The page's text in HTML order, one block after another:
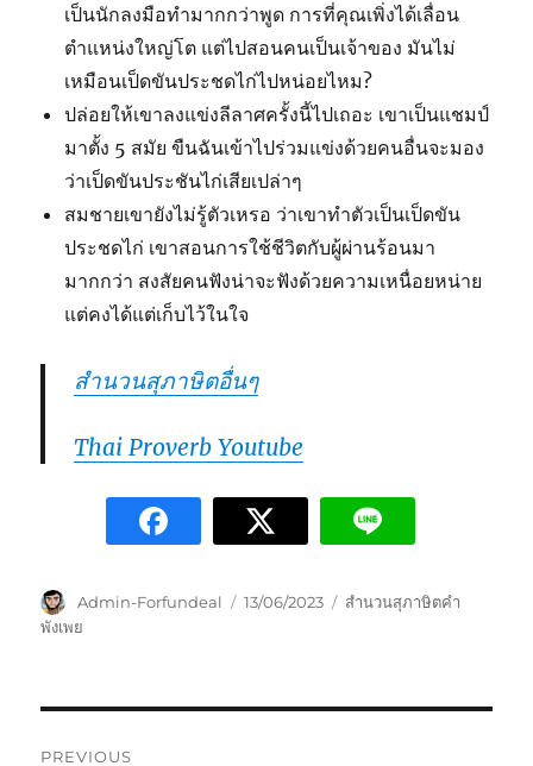
เป็นนักลงมือทำมากกว่าพูด การที่คุณเพิ่งได้เลื่อน
ตำแหน่งใหญ่โต แต่ไปสอนคนเป็นเจ้าของ มันไม่
เหมือนเป็ดขันประชดไก่ไปหน่อยไหม?
ปล่อยให้เขาลงแข่งลีลาศครั้งนี้ไปเถอะ เขาเป็นแชมป์
มาตั้ง 5 สมัย ขืนฉันเข้าไปร่วมแข่งด้วยคนอื่นจะมอง
ว่าเป็ดขันประชันไก่เสียเปล่าๆ
สมชายเขายังไม่รู้ตัวเหรอ ว่าเขาทำตัวเป็นเป็ดขัน
ประชดไก่ เขาสอนการใช้ชีวิตกับผู้ผ่านร้อนมา
มากกว่า สงสัยคนฟังน่าจะฟังด้วยความเหนื่อยหน่าย
แต่คงได้แต่เก็บไว้ในใจ
สำนวนสุภาษิตอื่นๆ
Thai Proverb Youtube
Admin-Forfundeal 13/06/2023
สำนวนสุภาษิตคำ
พังเพย
PREVIOUS